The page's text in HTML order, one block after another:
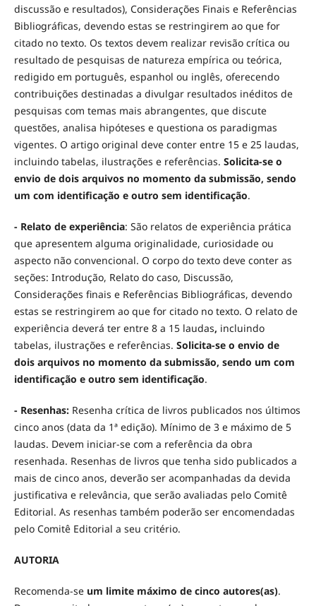
discussão e resultados), Considerações Finais e Referências
Bibliográficas, devendo estas se restringirem ao que for
citado no texto. Os textos devem realizar revisão crítica ou
resultado de pesquisas de natureza empírica ou teórica,
redigido em português, espanhol ou inglês, oferecendo
contribuições destinadas a divulgar resultados inéditos de
pesquisas com temas mais abrangentes, que discute
questões, analisa hipóteses e questiona os paradigmas
vigentes. O artigo original deve conter entre 15 e 25 laudas,
incluindo tabelas, ilustrações e referências. Solicita-se o
envio de dois arquivos no momento da submissão, sendo
um com identificação e outro sem identificação.
- Relato de experiência: São relatos de experiência prática
que apresentem alguma originalidade, curiosidade ou
aspecto não convencional. O corpo do texto deve conter as
seções: Introdução, Relato do caso, Discussão,
Considerações finais e Referências Bibliográficas, devendo
estas se restringirem ao que for citado no texto. O relato de
experiência deverá ter entre 8 a 15 laudas, incluindo
tabelas, ilustrações e referências. Solicita-se o envio de
dois arquivos no momento da submissão, sendo um com
identificação e outro sem identificação.
- Resenhas:Resenha crítica de livros publicados nos últimos
cinco anos (data da 1ª edição). Mínimo de 3 e máximo de 5
laudas. Devem iniciar-se com a referência da obra
resenhada. Resenhas de livros que tenha sido publicados a
mais de cinco anos, deverão ser acompanhadas da devida
justificativa e relevância, que serão avaliadas pelo Comitê
Editorial. As resenhas também poderão ser encomendadas
pelo Comitê Editorial a seu critério.
AUTORIA
Recomenda-se um limite máximo de cinco autores(as).